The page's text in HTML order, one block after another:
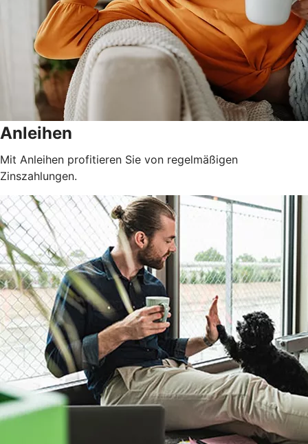
Anleihen
Mit Anleihen profitieren Sie von regelmäßigen
Zinszahlungen.